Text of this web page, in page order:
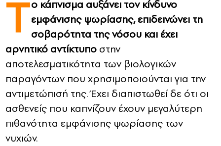
SPORTS
DIA Y NOCHE
CONTACT
ADVERTISE
Τ ο κάπνισμα αυξάνει τον κίνδυνο
εμφάνισης ψωρίασης, επιδεινώνει τη
σοβαρότητα της νόσου και έχει
αρνητικό αντίκτυπο στην
αποτελεσματικότητα των βιολογικών
παραγόντων που χρησιμοποιούνται για την
αντιμετώπισή της. Έχει διαπιστωθεί δε ότι οι
ασθενείς που καπνίζουν έχουν μεγαλύτερη
πιθανότητα εμφάνισης ψωρίασης των
νυχιών.